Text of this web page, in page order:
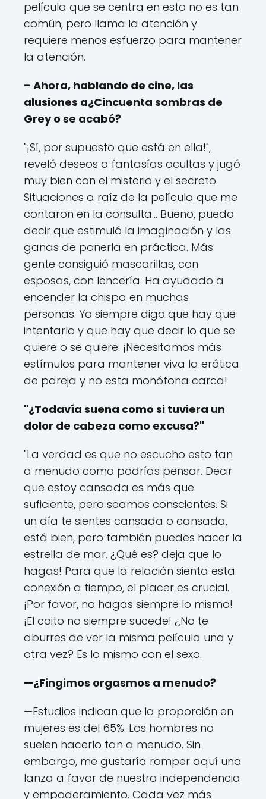
película que se centra en esto no es tan
común, pero llama la atención y
requiere menos esfuerzo para mantener
la atención.
– Ahora, hablando de cine, las
alusiones a¿Cincuenta sombras de
Grey o se acabó?
"¡Sí, por supuesto que está en ella!",
reveló deseos o fantasías ocultas y jugó
muy bien con el misterio y el secreto.
Situaciones a raíz de la película que me
contaron en la consulta... Bueno, puedo
decir que estimuló la imaginación y las
ganas de ponerla en práctica. Más
gente consiguió mascarillas, con
esposas, con lencería. Ha ayudado a
encender la chispa en muchas
personas. Yo siempre digo que hay que
intentarlo y que hay que decir lo que se
quiere o se quiere. ¡Necesitamos más
estímulos para mantener viva la erótica
de pareja y no esta monótona carca!
"¿Todavía suena como si tuviera un
dolor de cabeza como excusa?"
"La verdad es que no escucho esto tan
a menudo como podrías pensar. Decir
que estoy cansada es más que
suficiente, pero seamos conscientes. Si
un día te sientes cansada o cansada,
está bien, pero también puedes hacer la
estrella de mar. ¿Qué es? deja que lo
hagas! Para que la relación sienta esta
conexión a tiempo, el placer es crucial.
¡Por favor, no hagas siempre lo mismo!
¡El coito no siempre sucede! ¿No te
aburres de ver la misma película una y
otra vez? Es lo mismo con el sexo.
—¿Fingimos orgasmos a menudo?
—Estudios indican que la proporción en
mujeres es del 65%. Los hombres no
suelen hacerlo tan a menudo. Sin
embargo, me gustaría romper aquí una
lanza a favor de nuestra independencia
y empoderamiento. Cada vez más